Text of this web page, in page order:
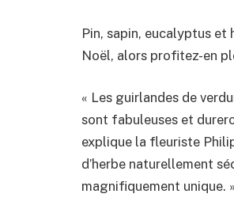
Pin, sapin, eucalyptus et
Noël, alors profitez-en
« Les guirlandes de
sont fabuleuses et
explique la fleuriste
d’herbe naturellement
magnifiquement unique. »